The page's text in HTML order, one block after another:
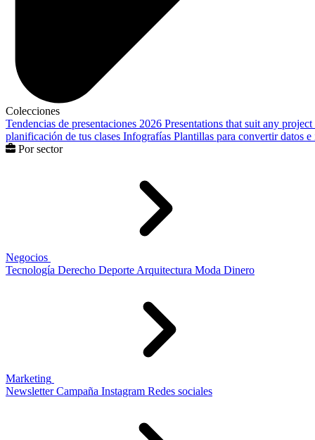
Colecciones
Tendencias de presentaciones 2026 Presentations that suit any project
planificación de tus clases Infografías Plantillas para convertir datos
Por sector
Negocios
Tecnología Derecho Deporte Arquitectura Moda Dinero
Marketing
Newsletter Campaña Instagram Redes sociales